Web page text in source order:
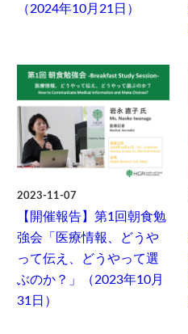
（2024年10月21日）
2023-11-07
【開催報告】第1回朝食勉
強会「医療情報、どうや
って伝え、どうやって選
ぶのか？」（2023年10月
31日）